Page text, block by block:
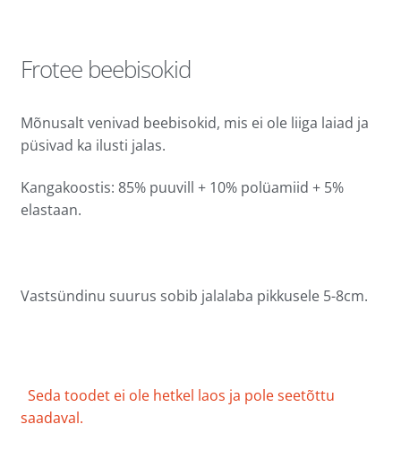
Frotee beebisokid
Mõnusalt venivad beebisokid, mis ei ole liiga laiad ja
püsivad ka ilusti jalas.
Kangakoostis: 85% puuvill + 10% polüamiid + 5%
elastaan.
Vastsündinu suurus sobib jalalaba pikkusele 5-8cm.
Seda toodet ei ole hetkel laos ja pole seetõttu
saadaval.